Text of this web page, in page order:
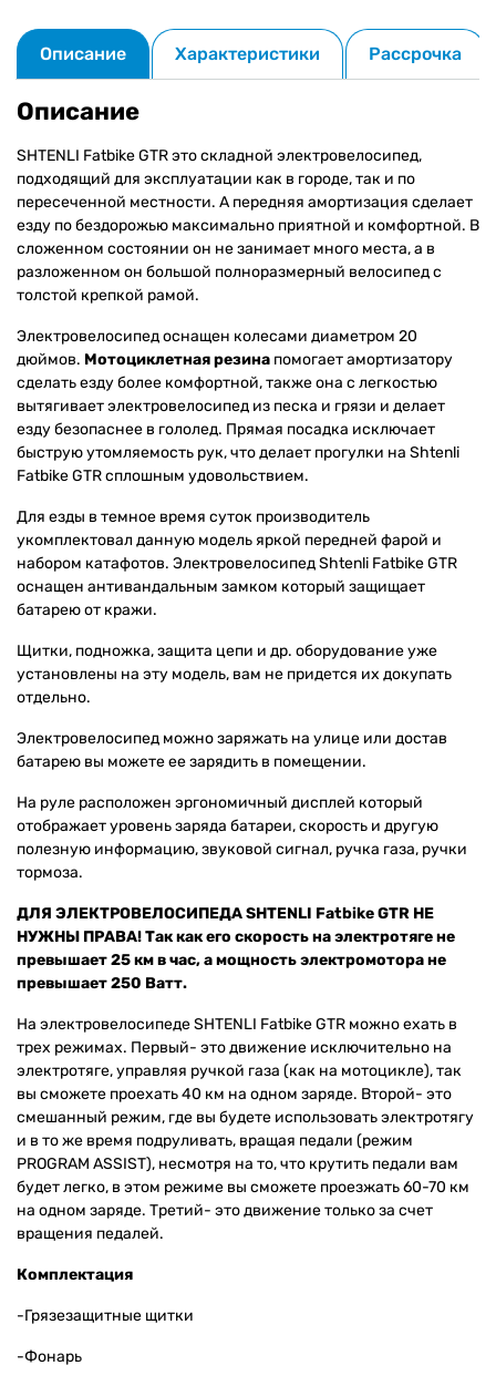
Описание Характеристики Рассрочка
Описание
SHTENLI Fatbike GTR это складной электровелосипед,
подходящий для эксплуатации как в городе, так и по
пересеченной местности. А передняя амортизация сделает
езду по бездорожью максимально приятной и комфортной. В
сложенном состоянии он не занимает много места, а в
разложенном он большой полноразмерный велосипед с
толстой крепкой рамой.
Электровелосипед оснащен колесами диаметром 20
дюймов. Мотоциклетная резина помогает амортизатору
сделать езду более комфортной, также она с легкостью
вытягивает электровелосипед из песка и грязи и делает
езду безопаснее в гололед. Прямая посадка исключает
быструю утомляемость рук, что делает прогулки на Shtenli
Fatbike GTR сплошным удовольствием.
Для езды в темное время суток производитель
укомплектовал данную модель яркой передней фарой и
набором катафотов. Электровелосипед Shtenli Fatbike GTR
оснащен антивандальным замком который защищает
батарею от кражи.
Щитки, подножка, защита цепи и др. оборудование уже
установлены на эту модель, вам не придется их докупать
отдельно.
Электровелосипед можно заряжать на улице или достав
батарею вы можете ее зарядить в помещении.
На руле расположен эргономичный дисплей который
отображает уровень заряда батареи, скорость и другую
полезную информацию, звуковой сигнал, ручка газа, ручки
тормоза.
ДЛЯ ЭЛЕКТРОВЕЛОСИПЕДА SHTENLI Fatbike GTR НЕ
НУЖНЫ ПРАВА! Так как его скорость на электротяге не
превышает 25 км в час, а мощность электромотора не
превышает 250 Ватт.
На электровелосипеде SHTENLI Fatbike GTR можно ехать в
трех режимах. Первый- это движение исключительно на
электротяге, управляя ручкой газа (как на мотоцикле), так
вы сможете проехать 40 км на одном заряде. Второй- это
смешанный режим, где вы будете использовать электротягу
и в то же время подруливать, вращая педали (режим
PROGRAM ASSIST), несмотря на то, что крутить педали вам
будет легко, в этом режиме вы сможете проезжать 60-70 км
на одном заряде. Третий- это движение только за счет
вращения педалей.
Комплектация
-Грязезащитные щитки
-Фонарь